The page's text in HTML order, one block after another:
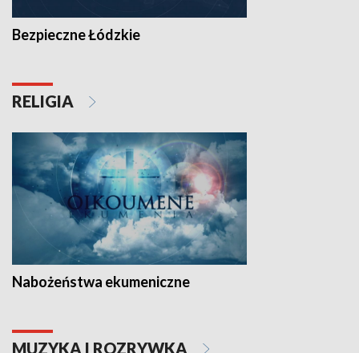
Bezpieczne Łódzkie
RELIGIA
Nabożeństwa ekumeniczne
MUZYKA I ROZRYWKA